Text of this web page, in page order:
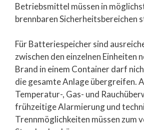
Betriebsmittel müssen in
brennbaren Sicherheitsbereichen
Für Batteriespeicher sind
zwischen den einzelnen Einheiten
Brand in einem Container darf
die gesamte Anlage übergreifen.
Temperatur-, Gas- und
frühzeitige Alarmierung und
Trennmöglichkeiten müssen zum